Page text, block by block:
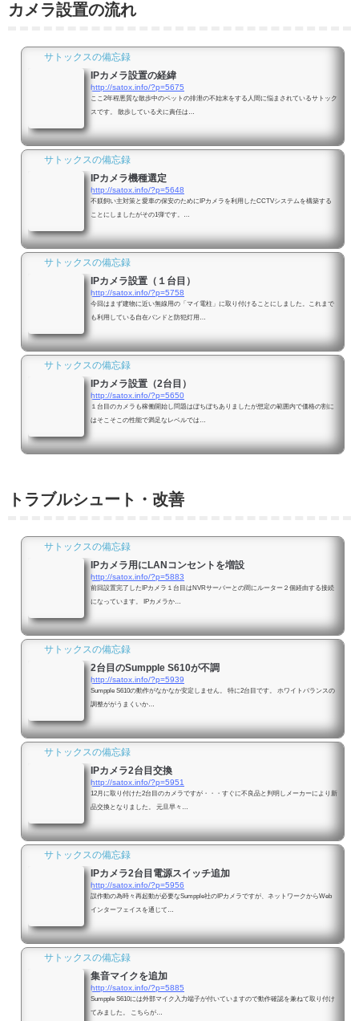
カメラ設置の流れ
サトックスの備忘録
IPカメラ設置の経緯
http://satox.info/?p=5675
ここ2年程悪質な散歩中のペットの排泄の不始末をする人間に悩まされているサトック
スです。 散歩している犬に責任は…
サトックスの備忘録
IPカメラ機種選定
http://satox.info/?p=5648
不躾飼い主対策と愛車の保安のためにIPカメラを利用したCCTVシステムを構築する
ことにしましたがその1弾です。…
サトックスの備忘録
IPカメラ設置（１台目）
http://satox.info/?p=5758
今回はまず建物に近い無線用の「マイ電柱」に取り付けることにしました。これまで
も利用している自在バンドと防犯灯用…
サトックスの備忘録
IPカメラ設置（2台目）
http://satox.info/?p=5650
１台目のカメラも稼働開始し問題はぼちぼちありましたが想定の範囲内で価格の割に
はそこそこの性能で満足なレベルでは…
トラブルシュート・改善
サトックスの備忘録
IPカメラ用にLANコンセントを増設
http://satox.info/?p=5883
前回設置完了したIPカメラ１台目はNVRサーバーとの間にルーター２個経由する接続
になっています。 IPカメラか…
サトックスの備忘録
2台目のSumpple S610が不調
http://satox.info/?p=5939
Sumpple S610の動作がなかなか安定しません。 特に2台目です。 ホワイトバランスの
調整ががうまくいか…
サトックスの備忘録
IPカメラ2台目交換
http://satox.info/?p=5951
12月に取り付けた2台目のカメラですが・・・すぐに不良品と判明しメーカーにより新
品交換となりました。 元旦早々…
サトックスの備忘録
IPカメラ2台目電源スイッチ追加
http://satox.info/?p=5956
誤作動の為時々再起動が必要なSumpple社のIPカメラですが、ネットワークからWeb
インターフェイスを通じて…
サトックスの備忘録
集音マイクを追加
http://satox.info/?p=5885
Sumpple S610には外部マイク入力端子が付いていますので動作確認を兼ねて取り付け
てみました。 こちらが…